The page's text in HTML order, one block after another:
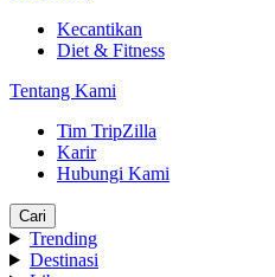
Kecantikan
Diet & Fitness
Tentang Kami
Tim TripZilla
Karir
Hubungi Kami
Cari
Trending
Destinasi